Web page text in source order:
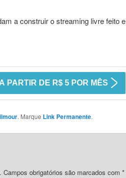
a construir o streaming livre feito
. Marque Link Permanente.
Campos obrigatórios são marcados com *